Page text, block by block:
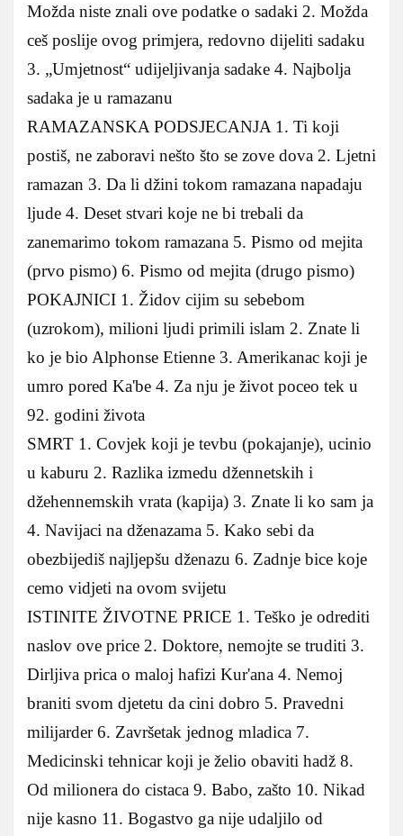
Možda niste znali ove podatke o sadaki 2. Možda
ceš poslije ovog primjera, redovno dijeliti sadaku
3. „Umjetnost“ udijeljivanja sadake 4. Najbolja
sadaka je u ramazanu
RAMAZANSKA PODSJECANJA 1. Ti koji
postiš, ne zaboravi nešto što se zove dova 2. Ljetni
ramazan 3. Da li džini tokom ramazana napadaju
ljude 4. Deset stvari koje ne bi trebali da
zanemarimo tokom ramazana 5. Pismo od mejita
(prvo pismo) 6. Pismo od mejita (drugo pismo)
POKAJNICI 1. Židov cijim su sebebom
(uzrokom), milioni ljudi primili islam 2. Znate li
ko je bio Alphonse Etienne 3. Amerikanac koji je
umro pored Ka'be 4. Za nju je život poceo tek u
92. godini života
SMRT 1. Covjek koji je tevbu (pokajanje), ucinio
u kaburu 2. Razlika izmedu džennetskih i
džehennemskih vrata (kapija) 3. Znate li ko sam ja
4. Navijaci na dženazama 5. Kako sebi da
obezbijediš najljepšu dženazu 6. Zadnje bice koje
cemo vidjeti na ovom svijetu
ISTINITE ŽIVOTNE PRICE 1. Teško je odrediti
naslov ove price 2. Doktore, nemojte se truditi 3.
Dirljiva prica o maloj hafizi Kur'ana 4. Nemoj
braniti svom djetetu da cini dobro 5. Pravedni
milijarder 6. Završetak jednog mladica 7.
Medicinski tehnicar koji je želio obaviti hadž 8.
Od milionera do cistaca 9. Babo, zašto 10. Nikad
nije kasno 11. Bogastvo ga nije udaljilo od